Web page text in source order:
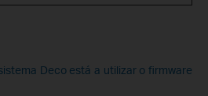
Deco está a utilizar o firmware